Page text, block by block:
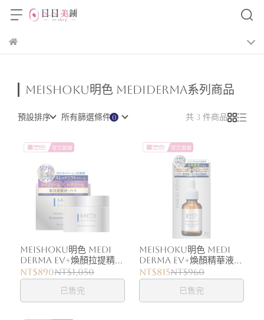
Meishoku明色 MEDIDERMA系列商品
預設排序 所有篩選條件 共 3 件商品
Meishoku明色 MEDI
DERMA EV+煥顏拉提精華
霜 (多入可選)
NT$890NT$1,050
已售完
Meishoku明色 MEDI
DERMA EV+煥顏精華液
[強化型] (多入可選)
NT$815NT$960
已售完